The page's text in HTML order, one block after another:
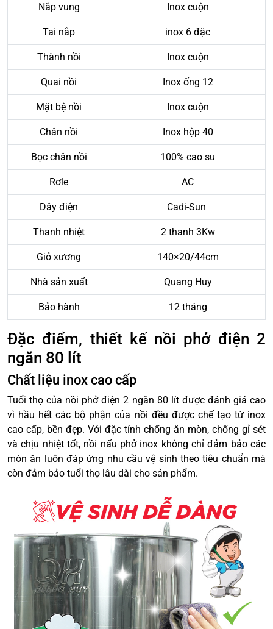
Nắp vung Inox cuộn
Tai nắp inox 6 đặc
Thành nồi Inox cuộn
Quai nồi Inox ống 12
Mặt bệ nồi Inox cuộn
Chân nồi Inox hộp 40
Bọc chân nồi 100% cao su
Rơle AC
Dây điện Cadi-Sun
Thanh nhiệt 2 thanh 3Kw
Giỏ xương 140×20/44cm
Nhà sản xuất Quang Huy
Bảo hành 12 tháng
Đặc điểm, thiết kế nồi phở điện 2
ngăn 80 lít
Chất liệu inox cao cấp
Tuổi thọ của nồi phở điện 2 ngăn 80 lít được đánh giá cao
vì hầu hết các bộ phận của nồi đều được chế tạo từ inox
cao cấp, bền đẹp. Với đặc tính chống ăn mòn, chống gỉ sét
và chịu nhiệt tốt, nồi nấu phở inox không chỉ đảm bảo các
món ăn luôn đáp ứng nhu cầu vệ sinh theo tiêu chuẩn mà
còn đảm bảo tuổi thọ lâu dài cho sản phẩm.